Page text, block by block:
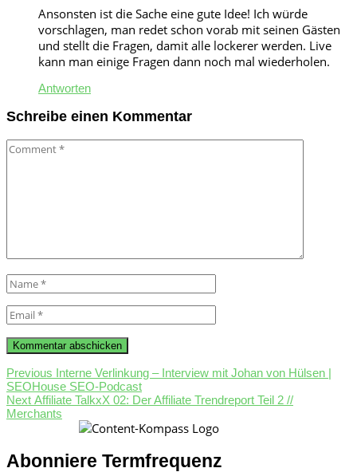
Ansonsten ist die Sache eine gute Idee! Ich würde
vorschlagen, man redet schon vorab mit seinen Gästen
und stellt die Fragen, damit alle lockerer werden. Live
kann man einige Fragen dann noch mal wiederholen.
Antworten
Schreibe einen Kommentar
Comment
Name
*
Email
*
Beitragsnavigation
Previous Previous
post:
Interne Verlinkung – Interview mit Johan von Hülsen |
SEOHouse SEO-Podcast
Next Next
post:
Affiliate TalkxX 02: Der Affiliate Trendreport Teil 2 //
Merchants
Abonniere Termfrequenz